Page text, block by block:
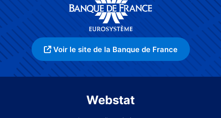
Voir le site de la Banque de France
Webstat